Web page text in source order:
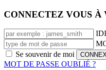
CONNECTEZ VOUS À
Se souvenir de moi
MOT DE PASSE OUBLIÉ ?